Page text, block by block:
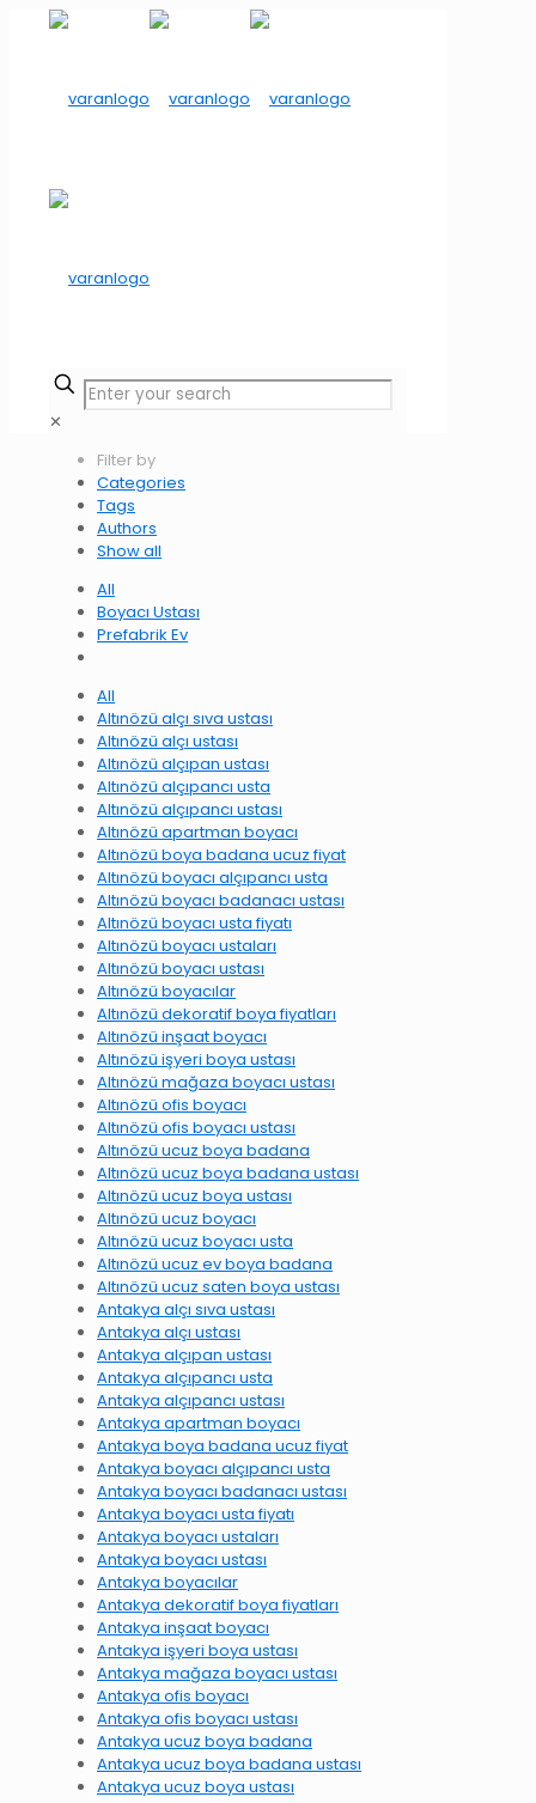
✕
Filter by
Categories
Tags
Authors
Show all
All
Boyacı Ustası
Prefabrik Ev
All
Altınözü alçı sıva ustası
Altınözü alçı ustası
Altınözü alçıpan ustası
Altınözü alçıpancı usta
Altınözü alçıpancı ustası
Altınözü apartman boyacı
Altınözü boya badana ucuz fiyat
Altınözü boyacı alçıpancı usta
Altınözü boyacı badanacı ustası
Altınözü boyacı usta fiyatı
Altınözü boyacı ustaları
Altınözü boyacı ustası
Altınözü boyacılar
Altınözü dekoratif boya fiyatları
Altınözü inşaat boyacı
Altınözü işyeri boya ustası
Altınözü mağaza boyacı ustası
Altınözü ofis boyacı
Altınözü ofis boyacı ustası
Altınözü ucuz boya badana
Altınözü ucuz boya badana ustası
Altınözü ucuz boya ustası
Altınözü ucuz boyacı
Altınözü ucuz boyacı usta
Altınözü ucuz ev boya badana
Altınözü ucuz saten boya ustası
Antakya alçı sıva ustası
Antakya alçı ustası
Antakya alçıpan ustası
Antakya alçıpancı usta
Antakya alçıpancı ustası
Antakya apartman boyacı
Antakya boya badana ucuz fiyat
Antakya boyacı alçıpancı usta
Antakya boyacı badanacı ustası
Antakya boyacı usta fiyatı
Antakya boyacı ustaları
Antakya boyacı ustası
Antakya boyacılar
Antakya dekoratif boya fiyatları
Antakya inşaat boyacı
Antakya işyeri boya ustası
Antakya mağaza boyacı ustası
Antakya ofis boyacı
Antakya ofis boyacı ustası
Antakya ucuz boya badana
Antakya ucuz boya badana ustası
Antakya ucuz boya ustası